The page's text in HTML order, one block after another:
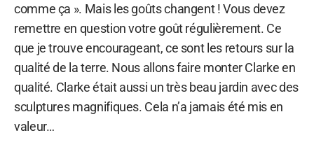
comme ça ». Mais les goûts changent ! Vous devez
remettre en question votre goût régulièrement. Ce
que je trouve encourageant, ce sont les retours sur la
qualité de la terre. Nous allons faire monter Clarke en
qualité. Clarke était aussi un très beau jardin avec des
sculptures magnifiques. Cela n’a jamais été mis en
valeur…